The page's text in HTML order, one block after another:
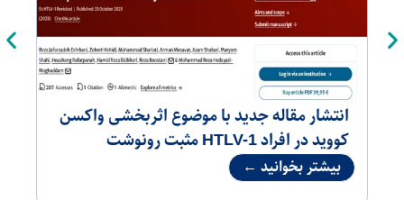
انتشار مقاله جدید با موضوع اثربخشی واکسن
کووید در افراد HTLV-1 مثبت رونوشت
بیشتر بخوانید ←